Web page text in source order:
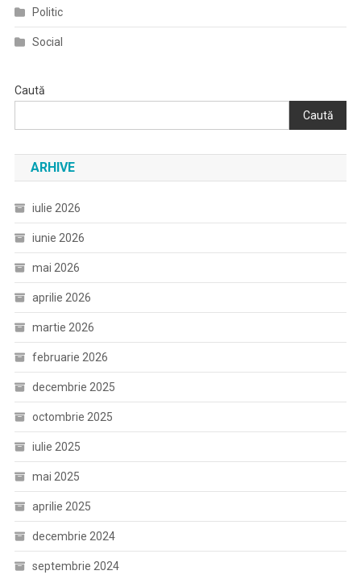
Politic
Social
Caută
Caută
ARHIVE
iulie 2026
iunie 2026
mai 2026
aprilie 2026
martie 2026
februarie 2026
decembrie 2025
octombrie 2025
iulie 2025
mai 2025
aprilie 2025
decembrie 2024
septembrie 2024